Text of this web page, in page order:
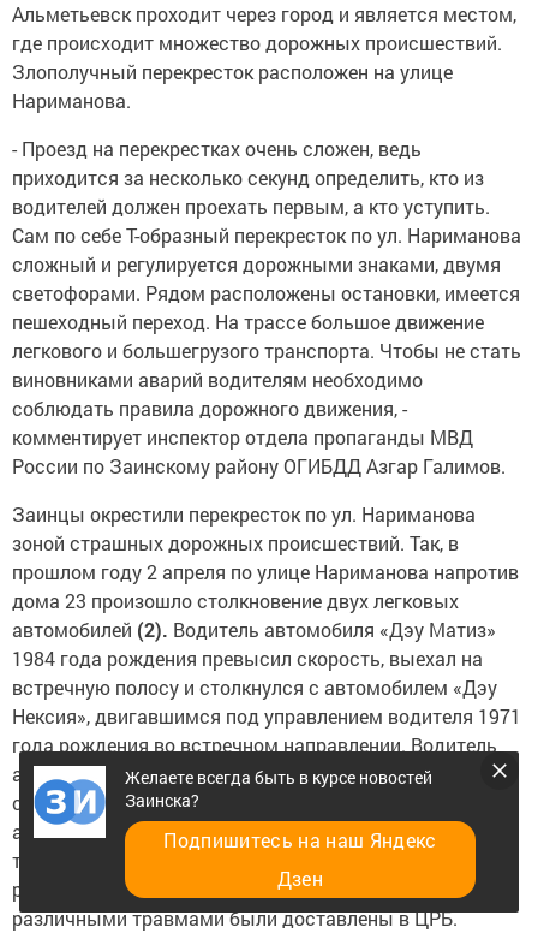
Альметьевск проходит через город и является местом,
где происходит множество дорожных происшествий.
Злополучный перекресток расположен на улице
Нариманова.
- Проезд на перекрестках очень сложен, ведь
приходится за несколько секунд определить, кто из
водителей должен проехать первым, а кто уступить.
Сам по себе Т-образный перекресток по ул. Нариманова
сложный и регулируется дорожными знаками, двумя
светофорами. Рядом расположены остановки, имеется
пешеходный переход. На трассе большое движение
легкового и большегрузого транспорта. Чтобы не стать
виновниками аварий водителям необходимо
соблюдать правила дорожного движения, -
комментирует инспектор отдела пропаганды МВД
России по Заинскому району ОГИБДД Азгар Галимов.
Заинцы окрестили перекресток по ул. Нариманова
зоной страшных дорожных происшествий. Так, в
прошлом году 2 апреля по улице Нариманова напротив
дома 23 произошло столкновение двух легковых
автомобилей (2). Водитель автомобиля «Дэу Матиз»
1984 года рождения превысил скорость, выехал на
встречную полосу и столкнулся с автомобилем «Дэу
Нексия», двигавшимся под управлением водителя 1971
года рождения во встречном направлении. Водитель
автомобиля «Дэу Матиз» от полученных травм
скончался на месте происшествия. Пассажирки
автомобиля «Дэу Матиз» 1990 и 1992 года рождения, а
также пассажир автомобиля «Дэу Матиз» 1990 года
рождения и водитель автомобиля «Дэу Нексия» с
различными травмами были доставлены в ЦРБ.
Желаете всегда быть в курсе новостей
Заинска?
Подпишитесь на наш Яндекс
Дзен